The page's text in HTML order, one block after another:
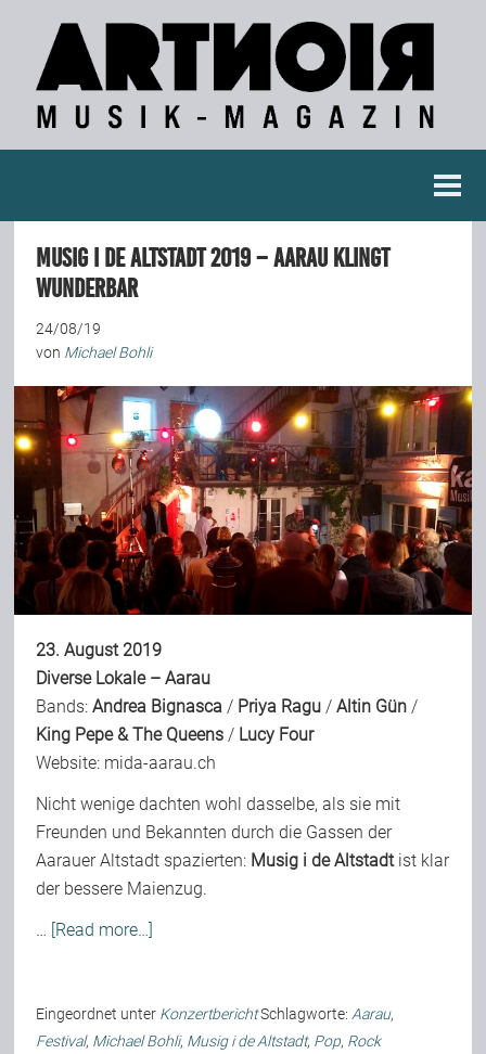
Konzertberichte
Fotoreportagen
Interviews
Weitere Berichte
Bild-Archiv
Rezensionen
Musik
Backstage
Kontakt
Team
Musig i de Altstadt 2019 – Aarau klingt
wunderbar
24/08/19
von Michael Bohli
23. August 2019
Diverse Lokale – Aarau
Bands:Andrea Bignasca / Priya Ragu /Altin Gün /
King Pepe & The Queens / Lucy Four
Website: mida-aarau.ch
Nicht wenige dachten wohl dasselbe, als sie mit
Freunden und Bekannten durch die Gassen der
Aarauer Altstadt spazierten: Musig i de Altstadtist klar
der bessere Maienzug.
… [Read more…]
Eingeordnet unter KonzertberichtSchlagworte: Aarau,
Festival, Michael Bohli, Musig i de Altstadt, Pop, Rock